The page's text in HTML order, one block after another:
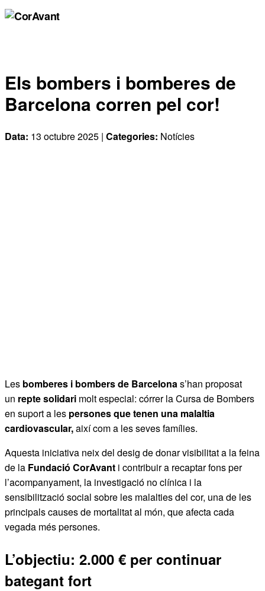
Els bombers i bomberes de
Barcelona corren pel cor!
Data: 13 octubre 2025 | Categories: Notícies
Les bomberes i bombers de Barcelonas’han proposat
un repte solidari molt especial: córrer la Cursa de Bombers
en suport a les persones que tenen una malaltia
cardiovascular,així com a les seves famílies.
Aquesta iniciativa neix del desig de donar visibilitat a la feina
de la Fundació CorAvant i contribuir a recaptar fons per
l’acompanyament, la investigació no clínica i la
sensibilització social sobre les malalties del cor, una de les
principals causes de mortalitat al món, que afecta cada
vegada més persones.
L’objectiu: 2.000 € per continuar
bategant fort